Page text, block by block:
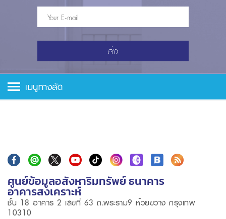
ส่ง
เมนูทางลัด
ศูนย์ข้อมูลอสังหาริมทรัพย์ ธนาคาร
อาคารสงเคราะห์
ชั้น 18 อาคาร 2 เลขที่ 63 ถ.พระราม9 ห้วยขวาง กรุงเทพ
10310